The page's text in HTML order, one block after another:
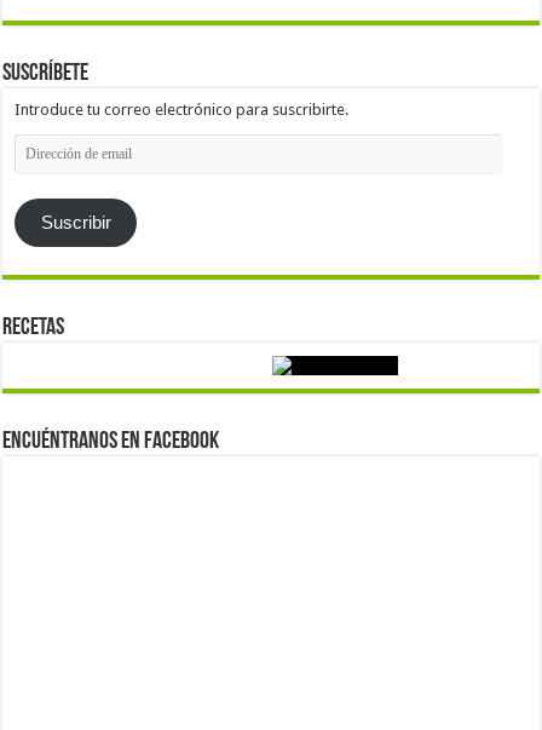
Suscríbete
Introduce tu correo electrónico para suscribirte.
Dirección
de
Suscribir
Recetas
Encuéntranos en Facebook